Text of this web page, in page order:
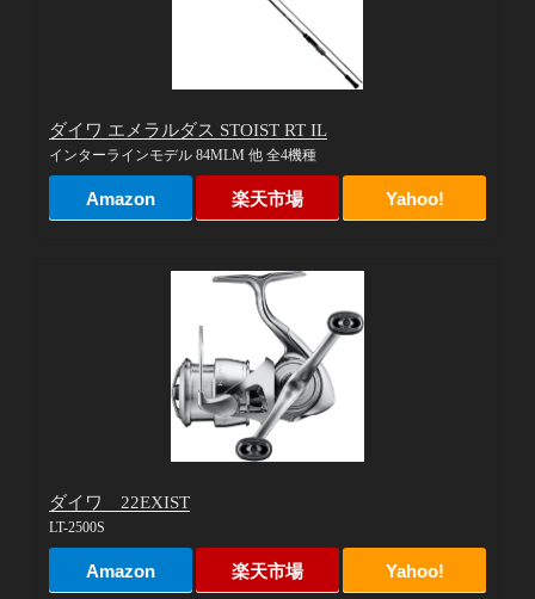
ダイワ エメラルダス STOIST RT IL
インターラインモデル 84MLM 他 全4機種
Amazon 楽天市場 Yahoo!
ダイワ 22EXIST
LT-2500S
Amazon 楽天市場 Yahoo!